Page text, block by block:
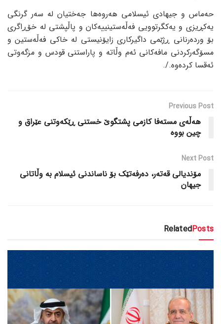
حەماس و جیهادی ئیسلامی هەروەها جەختیان لە سەر گرنگی
یەکڕیزی و یەکگرتوویی فەڵەستینییەکان و پاڵپشتی لە خۆڕاگری
بۆ وردەرنانی ڕژێمی داگیرکاری زایۆنیستی لە خاکی فەڵەستین و
مسۆگەرکردنی مافەکانی ئەم وڵاتە و پاراستنی قودس و مزگەوتی
ئەقسا کردەوە./.
Previous Post
هەڵەی مستەفا کازمی پشتگوێ خستنی ڕێکەوتنی عێراق و
چین بووە
Next Post
مۆندیالی قەتەر، دەرفەتێک بۆ ناساندنی ئیسلام بە وڵاتانی
جیهان
RelatedPosts